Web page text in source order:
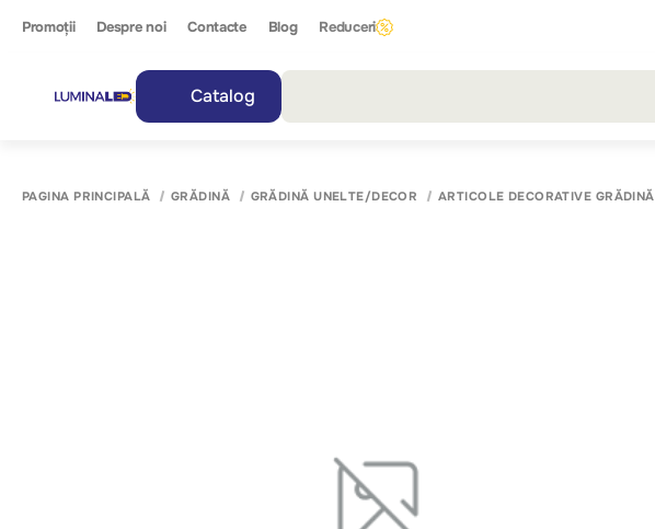
Promoții Despre noi Contacte Blog Reduceri
Catalog
PAGINA PRINCIPALĂ GRĂDINĂ GRĂDINĂ UNELTE/DECOR ARTICOLE DECORATIVE GRĂDINĂ